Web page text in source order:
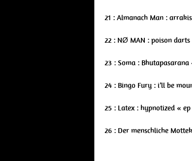
21 : Almanach Man :
22 : NØ MAN : poison
23 : Soma :
24 : Bingo Fury : i’ll be
25 : Latex : hypnotized «
26 : Der menschliche